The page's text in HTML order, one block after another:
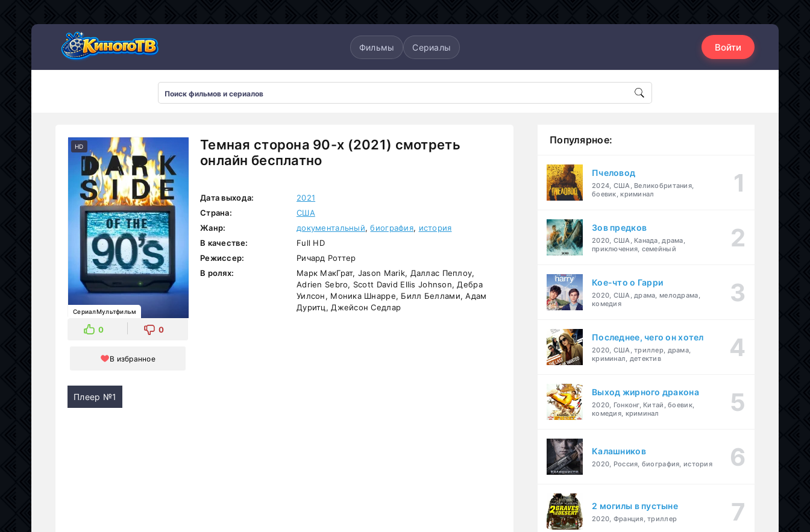
Фильмы Сериалы Войти
Темная сторона 90-х (2021) смотреть
онлайн бесплатно
HD
СериалМультфильм
0 0
В избранное
Дата выхода:
2021
Страна:
США
Жанр:
документальный,биография, история
В качестве:
Full HD
Режиссер:
Ричард Роттер
В ролях:
Марк МакГрат, Jason Marik, Даллас Пеплоу,
Adrien Sebro, Scott David Ellis Johnson, Дебра
Уилсон, Моника Шнарре, Билл Беллами, Адам
Дуритц, Джейсон Седлар
Плеер №1
Популярное:
Пчеловод
2024, США, Великобритания,
боевик, криминал
Зов предков
2020, США, Канада, драма,
приключения, семейный
Кое-что о Гарри
2020, США, драма, мелодрама,
комедия
Последнее, чего он хотел
2020, США, триллер, драма,
криминал, детектив
Выход жирного дракона
2020, Гонконг, Китай, боевик,
комедия, криминал
Калашников
2020, Россия, биография, история
2 могилы в пустыне
2020, Франция, триллер